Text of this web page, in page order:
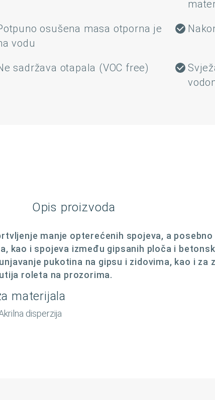
osušena masa otporna je
vodu
sadržava otapala (VOC free)
Opis proizvoda
manje opterećenih spojeva, a
kao i spojeva između gipsanih ploča i
pukotina na gipsu i zidovima, kao i
roleta na prozorima.
materijala
disperzija